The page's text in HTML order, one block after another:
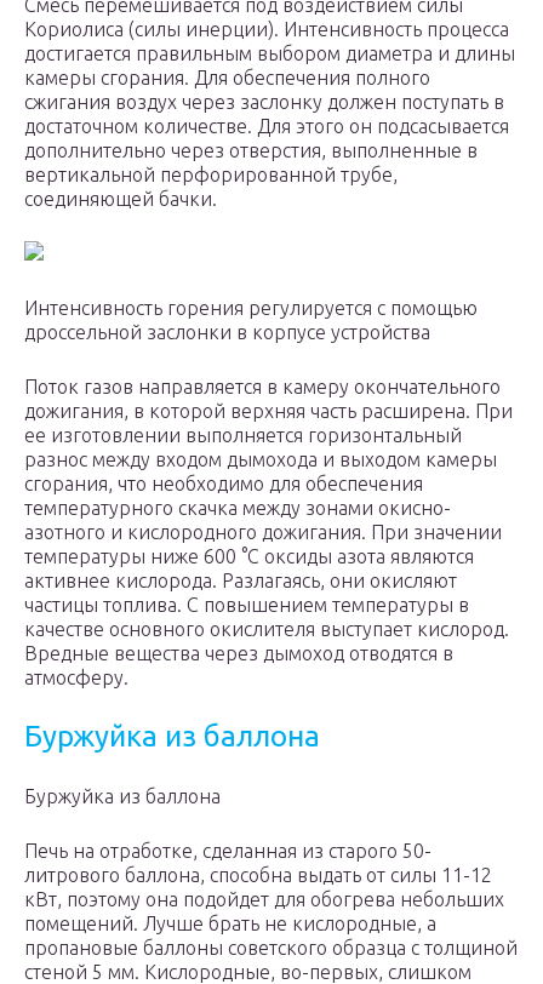
Смесь перемешивается под воздействием силы
Кориолиса (силы инерции). Интенсивность процесса
достигается правильным выбором диаметра и длины
камеры сгорания. Для обеспечения полного
сжигания воздух через заслонку должен поступать в
достаточном количестве. Для этого он подсасывается
дополнительно через отверстия, выполненные в
вертикальной перфорированной трубе,
соединяющей бачки.
Интенсивность горения регулируется с помощью
дроссельной заслонки в корпусе устройства
Поток газов направляется в камеру окончательного
дожигания, в которой верхняя часть расширена. При
ее изготовлении выполняется горизонтальный
разнос между входом дымохода и выходом камеры
сгорания, что необходимо для обеспечения
температурного скачка между зонами окисно-
азотного и кислородного дожигания. При значении
температуры ниже 600 °С оксиды азота являются
активнее кислорода. Разлагаясь, они окисляют
частицы топлива. С повышением температуры в
качестве основного окислителя выступает кислород.
Вредные вещества через дымоход отводятся в
атмосферу.
Буржуйка из баллона
Буржуйка из баллона
Печь на отработке, сделанная из старого 50-
литрового баллона, способна выдать от силы 11-12
кВт, поэтому она подойдет для обогрева небольших
помещений. Лучше брать не кислородные, а
пропановые баллоны советского образца с толщиной
стеной 5 мм. Кислородные, во-первых, слишком